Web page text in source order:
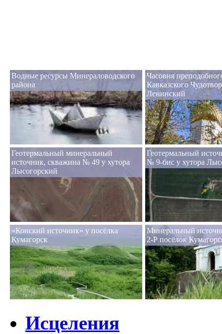
Водные ресурсы Минераловодского
района
Часовня
Кавказского
Ленинский
Геотермальный минеральный
источник, скважина № 49 у хутора
Лысогорский
Геотермальный
№ 9-бис у хутора
«Конский источник» у посёлка
Кумагорск
Минеральный
2-Р посёлок
Исцеления